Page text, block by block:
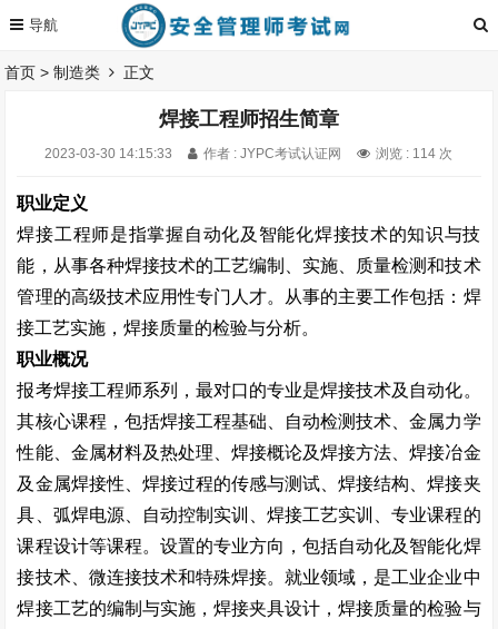
首页 >制造类 正文
焊接工程师招生简章
2023-03-30 14:15:33 作者 : JYPC考试认证网 浏览 : 114 次
职业定义
焊接工程师是指掌握自动化及智能化焊接技术的知识与技
能，从事各种焊接技术的工艺编制、实施、质量检测和技术
管理的高级技术应用性专门人才。从事的主要工作包括：焊
接工艺实施，焊接质量的检验与分析。
职业概况
报考焊接工程师系列，最对口的专业是焊接技术及自动化。
其核心课程，包括焊接工程基础、自动检测技术、金属力学
性能、金属材料及热处理、焊接概论及焊接方法、焊接冶金
及金属焊接性、焊接过程的传感与测试、焊接结构、焊接夹
具、弧焊电源、自动控制实训、焊接工艺实训、专业课程的
课程设计等课程。设置的专业方向，包括自动化及智能化焊
接技术、微连接技术和特殊焊接。就业领域，是工业企业中
焊接工艺的编制与实施，焊接夹具设计，焊接质量的检验与